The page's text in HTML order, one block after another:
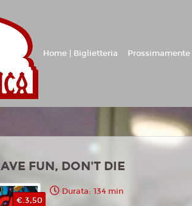
Home | Biglietteria Prossimamente
FUN, DON'T DIE
€.3,50
Durata: 134 min